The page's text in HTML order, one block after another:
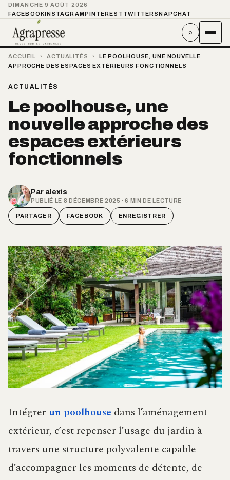
DIMANCHE 9 AOÛT 2026
FACEBOOKINSTAGRAMPINTEREST TWITTER SNAPCHAT
⌕
ACCUEIL › ACTUALITÉS ›
LE POOLHOUSE, UNE NOUVELLE
APPROCHE DES ESPACES EXTÉRIEURS FONCTIONNELS
ACTUALITÉS
Le poolhouse, une
nouvelle approche des
espaces extérieurs
fonctionnels
Par alexis
PUBLIÉ LE 8 DÉCEMBRE 2025 · 6 MIN DE LECTURE
PARTAGER FACEBOOK ENREGISTRER
Intégrerun poolhouse dans l’aménagement
extérieur, c’est repenser l’usage du jardin à
travers une structure polyvalente capable
d’accompagner les moments de détente, de